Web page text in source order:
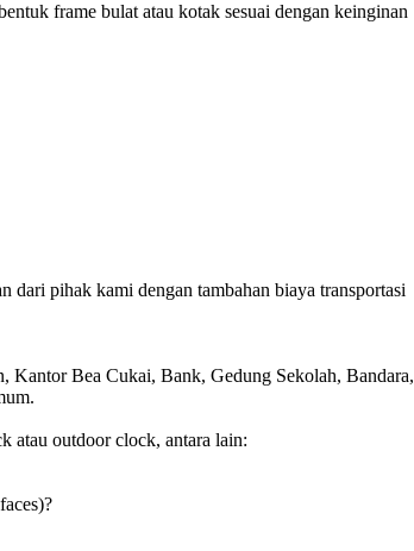
frame bulat atau kotak sesuai dengan keinginan
dari pihak kami dengan tambahan biaya transportasi
Kantor Bea Cukai, Bank, Gedung Sekolah, Bandara,
atau outdoor clock, antara lain: